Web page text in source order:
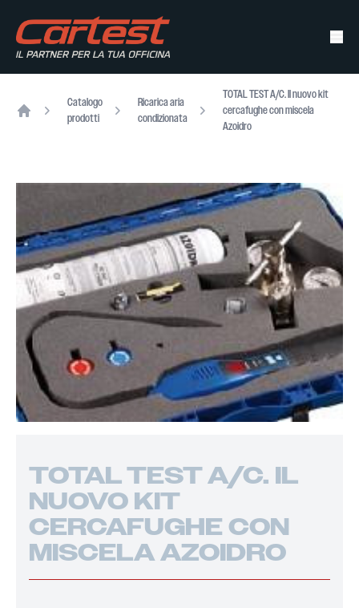
Catalogo
prodotti
Ricarica aria
condizionata
TOTAL TEST A/C. Il nuovo kit
cercafughe con miscela
Azoidro
TOTAL TEST A/C. IL
NUOVO KIT
CERCAFUGHE CON
MISCELA AZOIDRO